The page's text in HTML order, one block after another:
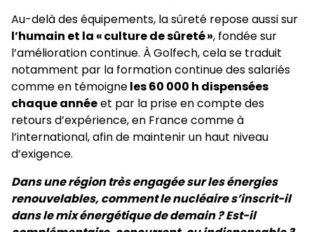
Au-delà des équipements, la sûreté repose aussi sur
l’humain et la « culture de sûreté », fondée sur
l’amélioration continue. À Golfech, cela se traduit
notamment par la formation continue des salariés
comme en témoigneles 60 000 h dispensées
chaque annéeet par la prise en compte des
retours d’expérience, en France comme à
l’international, afin de maintenir un haut niveau
d’exigence.
Dans une région très engagée sur les énergies
renouvelables, comment le nucléaire s’inscrit-il
dans le mix énergétique de demain ? Est-il